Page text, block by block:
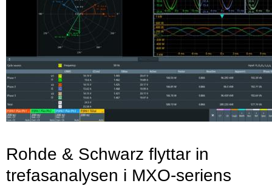
Rohde & Schwarz flyttar in
trefasanalysen i MXO-seriens